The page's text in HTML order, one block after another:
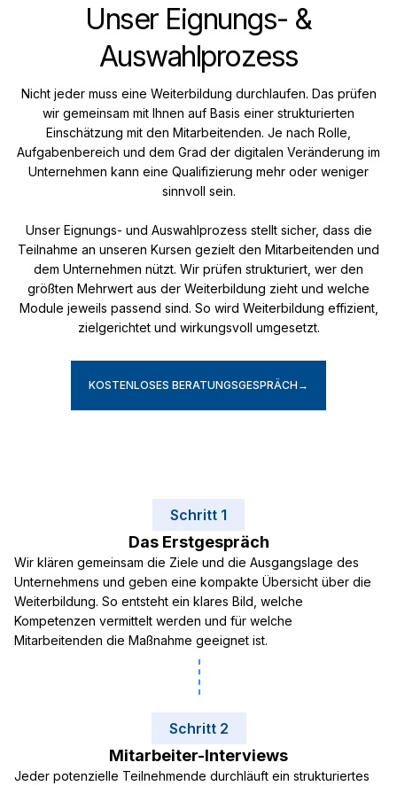
Unser Eignungs- &
Auswahlprozess
Nicht jeder muss eine Weiterbildung durchlaufen. Das prüfen
wir gemeinsam mit Ihnen auf Basis einer strukturierten
Einschätzung mit den Mitarbeitenden. Je nach Rolle,
Aufgabenbereich und dem Grad der digitalen Veränderung im
Unternehmen kann eine Qualifizierung mehr oder weniger
sinnvoll sein.
Unser Eignungs- und Auswahlprozess stellt sicher, dass die
Teilnahme an unseren Kursen gezielt den Mitarbeitenden und
dem Unternehmen nützt. Wir prüfen strukturiert, wer den
größten Mehrwert aus der Weiterbildung zieht und welche
Module jeweils passend sind. So wird Weiterbildung effizient,
zielgerichtet und wirkungsvoll umgesetzt.
KOSTENLOSES BERATUNGSGESPRÄCH →
Schritt 1
Das Erstgespräch
Wir klären gemeinsam die Ziele und die Ausgangslage des
Unternehmens und geben eine kompakte Übersicht über die
Weiterbildung. So entsteht ein klares Bild, welche
Kompetenzen vermittelt werden und für welche
Mitarbeitenden die Maßnahme geeignet ist.
Schritt 2
Mitarbeiter-Interviews
Jeder potenzielle Teilnehmende durchläuft ein strukturiertes